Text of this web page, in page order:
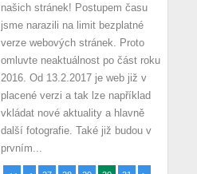
našich stránek! Postupem času
jsme narazili na limit bezplatné
verze webových stránek. Proto
omluvte neaktuálnost po část roku
2016. Od 13.2.2017 je web již v
placené verzi a tak lze například
vkládat nové aktuality a hlavně
další fotografie. Také již budou v
prvním...